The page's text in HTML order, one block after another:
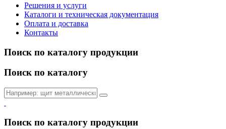
Решения и услуги
Каталоги и техническая документация
Оплата и доставка
Контакты
Поиск по каталогу продукции
Поиск по каталогу
Поиск по каталогу продукции